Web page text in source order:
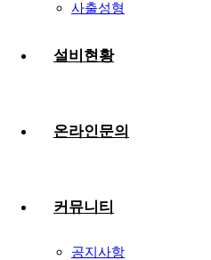
사출성형
설비현황
온라인문의
커뮤니티
공지사항